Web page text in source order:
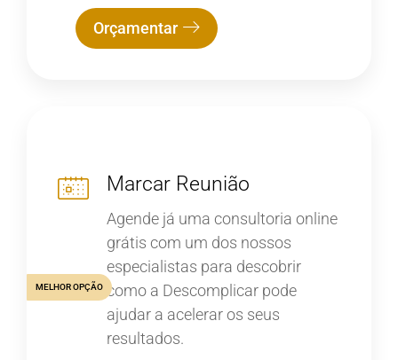
Orçamentar
Marcar Reunião
Agende já uma consultoria online
grátis com um dos nossos
especialistas para descobrir
como a Descomplicar pode
ajudar a acelerar os seus
resultados.
MELHOR OPÇÃO